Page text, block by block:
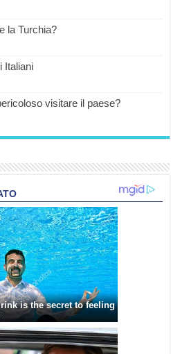
la Turchia?
Italiani
visitare il paese?